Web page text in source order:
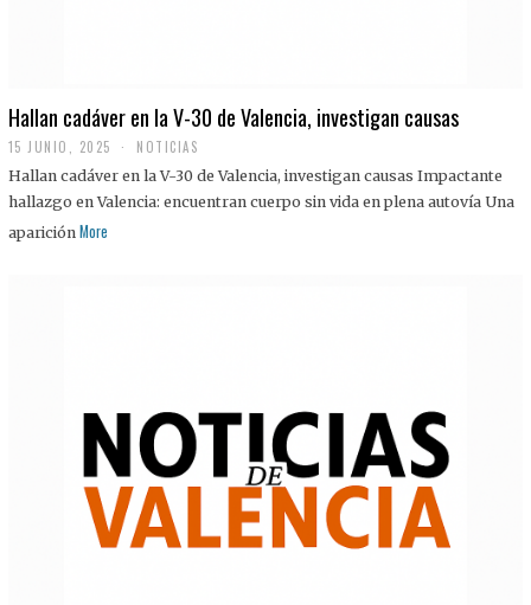
Hallan cadáver en la V-30 de Valencia, investigan causas
15 JUNIO, 2025 NOTICIAS
Hallan cadáver en la V-30 de Valencia, investigan causas Impactante
hallazgo en Valencia: encuentran cuerpo sin vida en plena autovía Una
aparición More